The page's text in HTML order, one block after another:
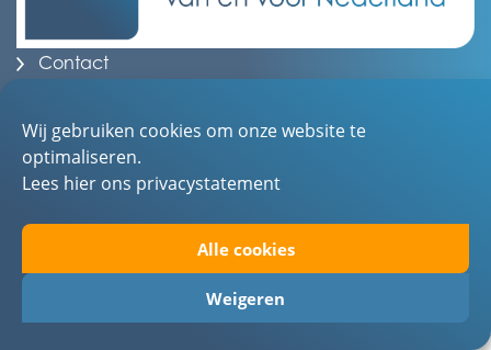
Wij gebruiken cookies om onze website te
optimaliseren.
Lees hier ons privacystatement
Alle cookies
Weigeren
Contact
Werken bij EBN
Toegankelijkheid